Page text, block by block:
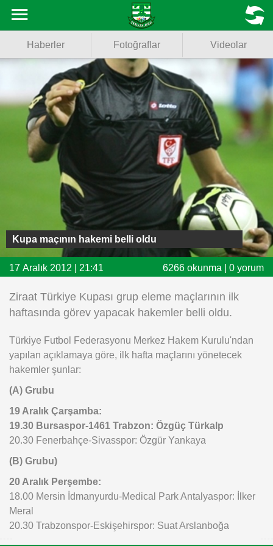
Fotoğraflar
Videolar
Basketbol
Voleybol
Puan Durumu
Fikstür
Facebook
Twitter
Instagram
iOS
MENU
Haberler Fotoğraflar Videolar
Kupa maçının hakemi belli oldu
17 Aralık 2012 | 21:41 6266 okunma | 0 yorum
Ziraat Türkiye Kupası grup eleme maçlarının ilk
haftasında görev yapacak hakemler belli oldu.
Türkiye Futbol Federasyonu Merkez Hakem Kurulu'ndan
yapılan açıklamaya göre, ilk hafta maçlarını yönetecek
hakemler şunlar:
(A) Grubu
19 Aralık Çarşamba:
19.30 Bursaspor-1461 Trabzon: Özgüç Türkalp
20.30 Fenerbahçe-Sivasspor: Özgür Yankaya
(B) Grubu)
20 Aralık Perşembe:
18.00 Mersin İdmanyurdu-Medical Park Antalyaspor: İlker
Meral
20.30 Trabzonspor-Eskişehirspor: Suat Arslanboğa